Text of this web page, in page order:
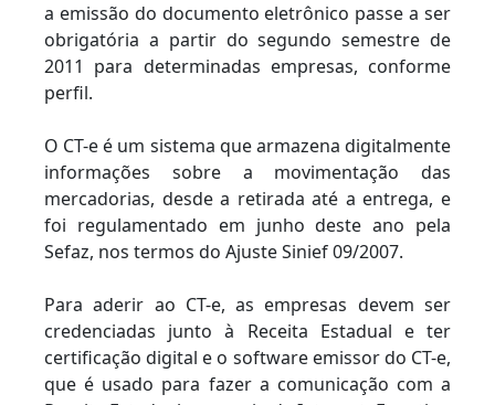
a emissão do documento eletrônico passe a ser
obrigatória a partir do segundo semestre de
2011 para determinadas empresas, conforme
perfil.
O CT-e é um sistema que armazena digitalmente
informações sobre a movimentação das
mercadorias, desde a retirada até a entrega, e
foi regulamentado em junho deste ano pela
Sefaz, nos termos do Ajuste Sinief 09/2007.
Para aderir ao CT-e, as empresas devem ser
credenciadas junto à Receita Estadual e ter
certificação digital e o software emissor do CT-e,
que é usado para fazer a comunicação com a